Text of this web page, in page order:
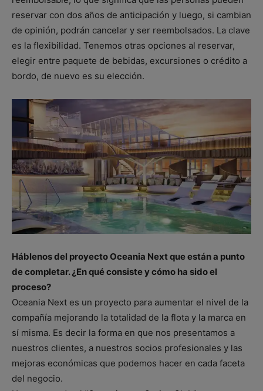
reservar con dos años de anticipación y luego, si cambian
de opinión, podrán cancelar y ser reembolsados. La clave
es la flexibilidad. Tenemos otras opciones al reservar,
elegir entre paquete de bebidas, excursiones o crédito a
bordo, de nuevo es su elección.
Háblenos del proyecto Oceania Next que están a punto
de completar. ¿En qué consiste y cómo ha sido el
proceso?
Oceania Next es un proyecto para aumentar el nivel de la
compañía mejorando la totalidad de la flota y la marca en
sí misma. Es decir la forma en que nos presentamos a
nuestros clientes, a nuestros socios profesionales y las
mejoras económicas que podemos hacer en cada faceta
del negocio.